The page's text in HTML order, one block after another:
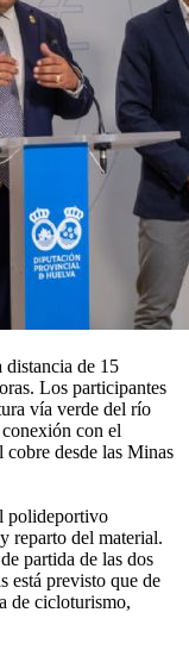
distancia de 15
Los participantes
vía verde del río
con el
desde las Minas
polideportivo
reparto del material.
partida de las dos
está previsto que de
de cicloturismo,